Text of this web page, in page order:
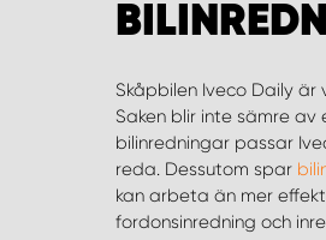
Skåpbilen Iveco Daily
Saken blir inte sämre
bilinredningar passar
reda. Dessutom spar
kan arbeta än mer
fordonsinredning och
mer kan vi skapa ett